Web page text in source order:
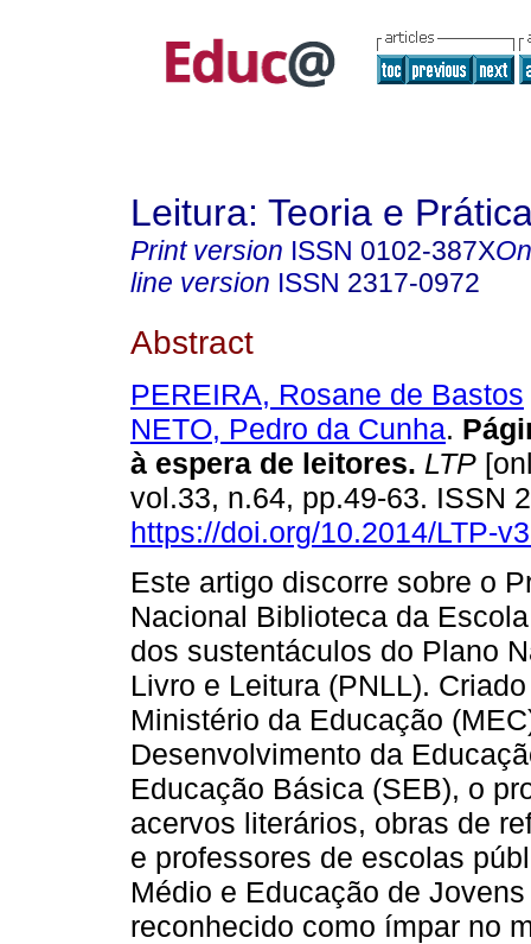
Leitura: Teoria e
Print version ISSN 0102-387X
line version ISSN 2317-0972
Abstract
PEREIRA, Rosane de Bastos
NETO, Pedro da Cunha.
à espera de leitores. LTP
vol.33, n.64, pp.49-63. ISSN
https://doi.org/10.2014/LTP-
Este artigo discorre sobre o
Nacional Biblioteca da
dos sustentáculos do Plano
Livro e Leitura (PNLL).
Ministério da Educação
Desenvolvimento da
Educação Básica (SEB), o
acervos literários, obras de
e professores de escolas
Médio e Educação de
reconhecido como ímpar no